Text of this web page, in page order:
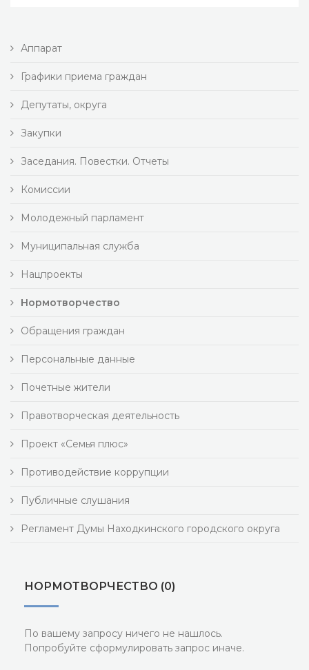
Аппарат
Графики приема граждан
Депутаты, округа
Закупки
Заседания. Повестки. Отчеты
Комиссии
Молодежный парламент
Муниципальная служба
Нацпроекты
Нормотворчество
Обращения граждан
Персональные данные
Почетные жители
Правотворческая деятельность
Проект «Семья плюс»
Противодействие коррупции
Публичные слушания
Регламент Думы Находкинского городского округа
НОРМОТВОРЧЕСТВО (0)
По вашему запросу ничего не нашлось.
Попробуйте сформулировать запрос иначе.